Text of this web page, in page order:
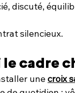
discuté,
silencieux.
cadre
une croix